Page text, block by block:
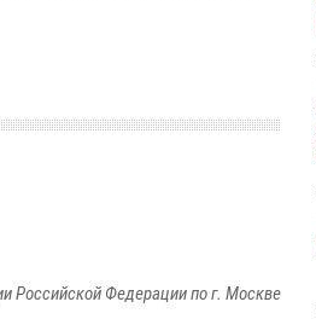
Российской Федерации по г. Москве